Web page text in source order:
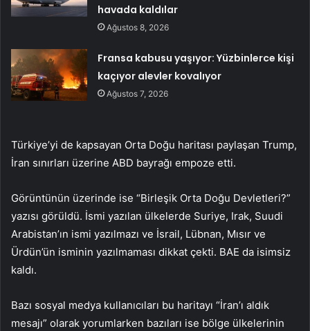
havada kaldılar
Ağustos 8, 2026
Fransa kabusu yaşıyor: Yüzbinlerce kişi
kaçıyor alevler kovalıyor
Ağustos 7, 2026
Türkiye’yi de kapsayan Orta Doğu haritası paylaşan Trump,
İran sınırları üzerine ABD bayrağı empoze etti.
Görüntünün üzerinde ise “Birleşik Orta Doğu Devletleri?”
yazısı görüldü. İsmi yazılan ülkelerde Suriye, Irak, Suudi
Arabistan’ın ismi yazılmazı ve İsrail, Lübnan, Mısır ve
Ürdün’ün isminin yazılmaması dikkat çekti. BAE da isimsiz
kaldı.
Bazı sosyal medya kullanıcıları bu haritayı “İran’ı aldık
mesajı” olarak yorumlarken bazıları ise bölge ülkelerinin